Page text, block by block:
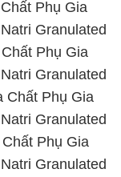
Phụ Gia
Granulated
Phụ Gia
Granulated
Chất Phụ Gia
Granulated
Phụ Gia
Granulated